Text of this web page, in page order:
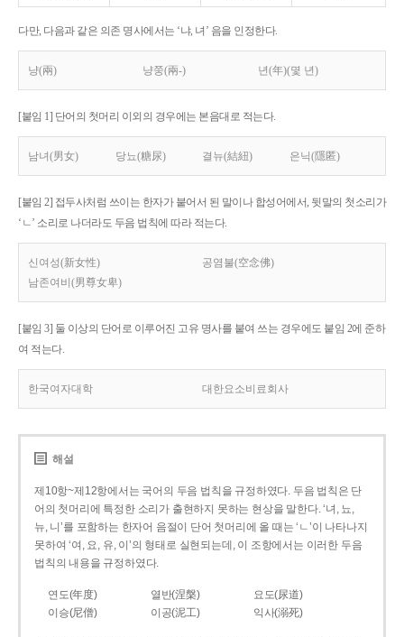
다만, 다음과 같은 의존 명사에서는 ‘냐, 녀’ 음을 인정한다.
냥(兩) 냥쭝(兩-) 년(年)(몇 년)
[붙임 1] 단어의 첫머리 이외의 경우에는 본음대로 적는다.
남녀(男女) 당뇨(糖尿) 결뉴(結紐) 은닉(隱匿)
[붙임 2] 접두사처럼 쓰이는 한자가 붙어서 된 말이나 합성어에서, 뒷말의 첫소리가
‘ㄴ’ 소리로 나더라도 두음 법칙에 따라 적는다.
신여성(新女性)
공염불(空念佛)
남존여비(男尊女卑)
[붙임 3] 둘 이상의 단어로 이루어진 고유 명사를 붙여 쓰는 경우에도 붙임 2에 준하
여 적는다.
한국여자대학 대한요소비료회사
해설
제10항~제12항에서는 국어의 두음 법칙을 규정하였다. 두음 법칙은 단
어의 첫머리에 특정한 소리가 출현하지 못하는 현상을 말한다. ‘녀, 뇨,
뉴, 니’를 포함하는 한자어 음절이 단어 첫머리에 올 때는 ‘ㄴ’이 나타나지
못하여 ‘여, 요, 유, 이’의 형태로 실현되는데, 이 조항에서는 이러한 두음
법칙의 내용을 규정하였다.
연도(年度) 열반(涅槃)
요도(尿道)
이승(尼僧)
이공(泥工) 익사(溺死)